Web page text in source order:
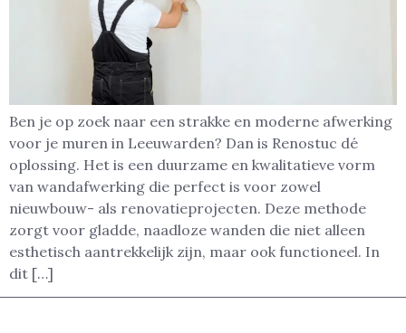
Ben je op zoek naar een strakke en moderne afwerking
voor je muren in Leeuwarden? Dan is Renostuc dé
oplossing. Het is een duurzame en kwalitatieve vorm
van wandafwerking die perfect is voor zowel
nieuwbouw- als renovatieprojecten. Deze methode
zorgt voor gladde, naadloze wanden die niet alleen
esthetisch aantrekkelijk zijn, maar ook functioneel. In
dit […]